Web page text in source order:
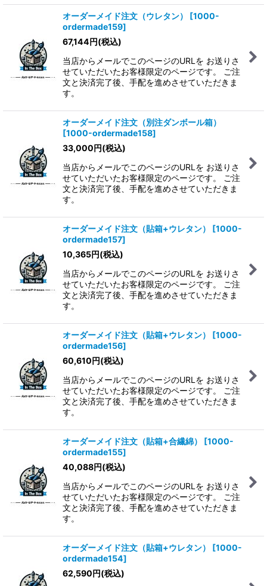
オーダーメイド注文（ウレタン） [1000-
ordermade159]
67,144円(税込)
当店からメールでこのページのURLを お送りさ
せていただいたお客様限定のページです。 ご注
文と決済完了後、手配を進めさせていただきま
す。
オーダーメイド注文（別注ダンボール箱）
[1000-ordermade158]
33,000円(税込)
当店からメールでこのページのURLを お送りさ
せていただいたお客様限定のページです。 ご注
文と決済完了後、手配を進めさせていただきま
す。
オーダーメイド注文（貼箱+ウレタン） [1000-
ordermade157]
10,365円(税込)
当店からメールでこのページのURLを お送りさ
せていただいたお客様限定のページです。 ご注
文と決済完了後、手配を進めさせていただきま
す。
オーダーメイド注文（貼箱+ウレタン） [1000-
ordermade156]
60,610円(税込)
当店からメールでこのページのURLを お送りさ
せていただいたお客様限定のページです。 ご注
文と決済完了後、手配を進めさせていただきま
す。
オーダーメイド注文（貼箱+合繊綿） [1000-
ordermade155]
40,088円(税込)
当店からメールでこのページのURLを お送りさ
せていただいたお客様限定のページです。 ご注
文と決済完了後、手配を進めさせていただきま
す。
オーダーメイド注文（貼箱+ウレタン） [1000-
ordermade154]
62,590円(税込)